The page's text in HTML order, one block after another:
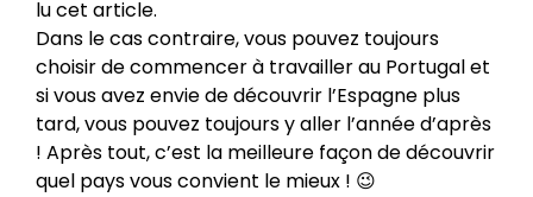
lu cet article.
Dans le cas contraire, vous pouvez toujours
choisir de commencer à travailler au Portugal et
si vous avez envie de découvrir l’Espagne plus
tard, vous pouvez toujours y aller l’année d’après
! Après tout, c’est la meilleure façon de découvrir
quel pays vous convient le mieux ! 😉